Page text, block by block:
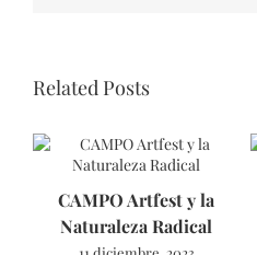
Related Posts
CAMPO Artfest y la
Naturaleza Radical